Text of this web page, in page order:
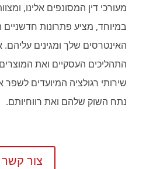
מעורכי דין המסונפים אלינו,
במיוחד, מציע פתרונות
האינטרסים שלך ומגינים עליהם.
התהליכים העסקיים ואת
שירותי רגולציה המיועדים
נתח השוק שלהם ואת רווחיותם.
צור קשר